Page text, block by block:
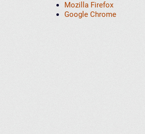
Mozilla Firefox
Google Chrome